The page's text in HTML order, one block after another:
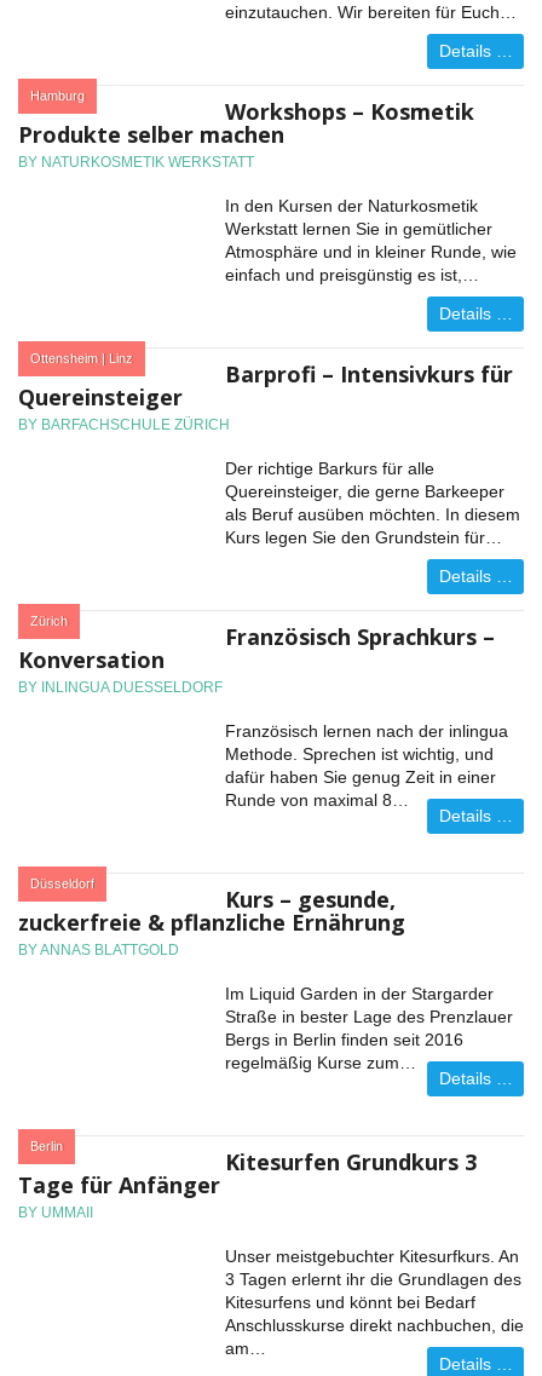
Hamburg
einzutauchen. Wir bereiten für Euch…
Details …
Workshops – Kosmetik
Produkte selber machen
BY NATURKOSMETIK WERKSTATT
Ottensheim | Linz
In den Kursen der Naturkosmetik
Werkstatt lernen Sie in gemütlicher
Atmosphäre und in kleiner Runde, wie
einfach und preisgünstig es ist,…
Details …
Barprofi – Intensivkurs für
Quereinsteiger
BY BARFACHSCHULE ZÜRICH
Zürich
Der richtige Barkurs für alle
Quereinsteiger, die gerne Barkeeper
als Beruf ausüben möchten. In diesem
Kurs legen Sie den Grundstein für…
Details …
Französisch Sprachkurs –
Konversation
BY INLINGUA DUESSELDORF
Düsseldorf
Französisch lernen nach der inlingua
Methode. Sprechen ist wichtig, und
dafür haben Sie genug Zeit in einer
Runde von maximal 8…
Details …
Kurs – gesunde,
zuckerfreie & pflanzliche Ernährung
BY ANNAS BLATTGOLD
Berlin
Im Liquid Garden in der Stargarder
Straße in bester Lage des Prenzlauer
Bergs in Berlin finden seit 2016
regelmäßig Kurse zum…
Details …
Kitesurfen Grundkurs 3
Tage für Anfänger
BY UMMAII
Unser meistgebuchter Kitesurfkurs. An
3 Tagen erlernt ihr die Grundlagen des
Kitesurfens und könnt bei Bedarf
Anschlusskurse direkt nachbuchen, die
am…
Details …